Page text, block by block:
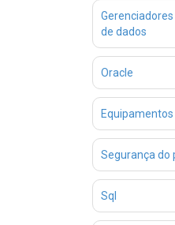
de dados
Oracle
Equipamentos
Segurança do
Sql